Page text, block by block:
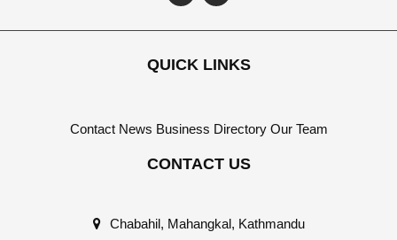
QUICK LINKS
Contact News Business Directory Our Team
CONTACT US
Chabahil, Mahangkal, Kathmandu